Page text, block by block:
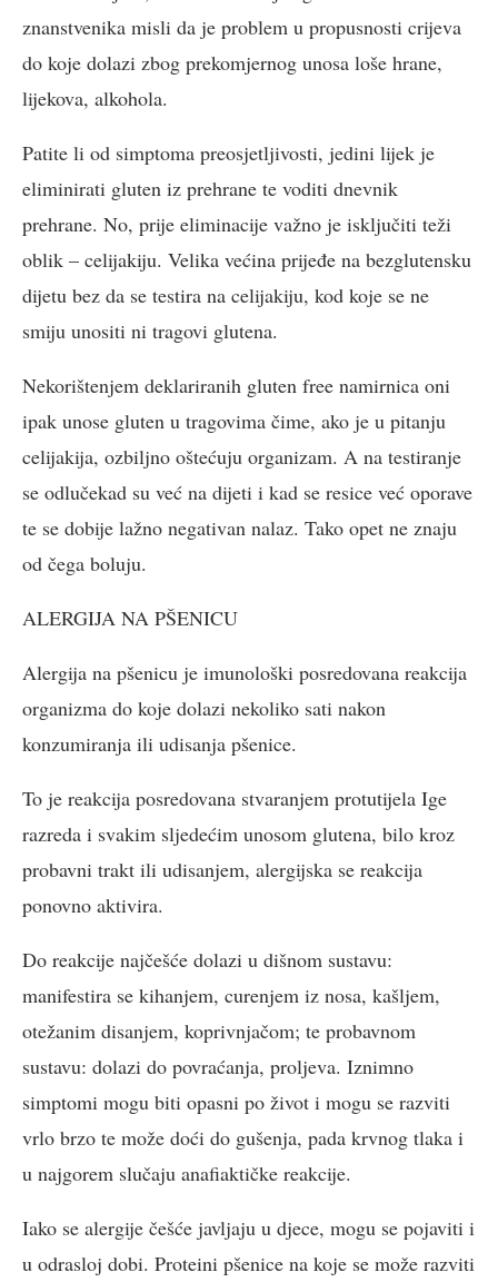
znanstvenika misli da je problem u propusnosti crijeva
do koje dolazi zbog prekomjernog unosa loše hrane,
lijekova, alkohola.
Patite li od simptoma preosjetljivosti, jedini lijek je
eliminirati gluten iz prehrane te voditi dnevnik
prehrane. No, prije eliminacije važno je isključiti teži
oblik – celijakiju. Velika većina prijeđe na bezglutensku
dijetu bez da se testira na celijakiju, kod koje se ne
smiju unositi ni tragovi glutena.
Nekorištenjem deklariranih gluten free namirnica oni
ipak unose gluten u tragovima čime, ako je u pitanju
celijakija, ozbiljno oštećuju organizam. A na testiranje
se odlučekad su već na dijeti i kad se resice već oporave
te se dobije lažno negativan nalaz. Tako opet ne znaju
od čega boluju.
ALERGIJA NA PŠENICU
Alergija na pšenicu je imunološki posredovana reakcija
organizma do koje dolazi nekoliko sati nakon
konzumiranja ili udisanja pšenice.
To je reakcija posredovana stvaranjem protutijela Ige
razreda i svakim sljedećim unosom glutena, bilo kroz
probavni trakt ili udisanjem, alergijska se reakcija
ponovno aktivira.
Do reakcije najčešće dolazi u dišnom sustavu:
manifestira se kihanjem, curenjem iz nosa, kašljem,
otežanim disanjem, koprivnjačom; te probavnom
sustavu: dolazi do povraćanja, proljeva. Iznimno
simptomi mogu biti opasni po život i mogu se razviti
vrlo brzo te može doći do gušenja, pada krvnog tlaka i
u najgorem slučaju anafiaktičke reakcije.
Iako se alergije češće javljaju u djece, mogu se pojaviti i
u odrasloj dobi. Proteini pšenice na koje se može razviti